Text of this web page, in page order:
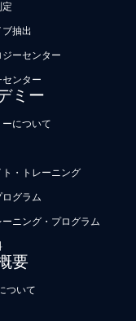
定
ブ抽出
ジーセンター
センター
ミー
ーについて
ト・トレーニング
グラム
ニング・プログラム
要
ついて